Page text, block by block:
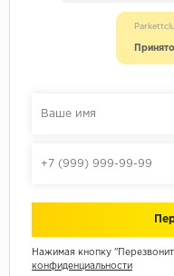
Нажимая кнопку
конфиденциальности